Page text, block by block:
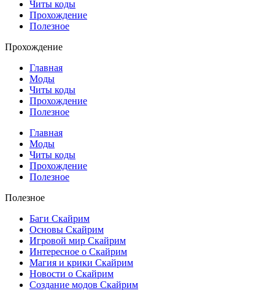
Читы коды
Прохождение
Полезное
Прохождение
Главная
Моды
Читы коды
Прохождение
Полезное
Главная
Моды
Читы коды
Прохождение
Полезное
Полезное
Баги Скайрим
Основы Скайрим
Игровой мир Скайрим
Интересное о Скайрим
Магия и крики Скайрим
Новости о Скайрим
Создание модов Скайрим